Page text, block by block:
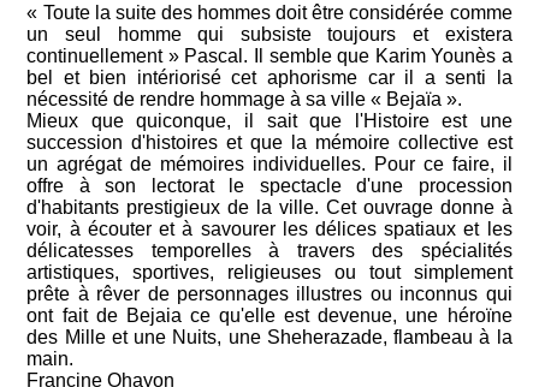
« Toute la suite des hommes doit être considérée comme
un seul homme qui subsiste toujours et existera
continuellement » Pascal. Il semble que Karim Younès a
bel et bien intériorisé cet aphorisme car il a senti la
nécessité de rendre hommage à sa ville « Bejaïa ».
Mieux que quiconque, il sait que l'Histoire est une
succession d'histoires et que la mémoire collective est
un agrégat de mémoires individuelles. Pour ce faire, il
offre à son lectorat le spectacle d'une procession
d'habitants prestigieux de la ville. Cet ouvrage donne à
voir, à écouter et à savourer les délices spatiaux et les
délicatesses temporelles à travers des spécialités
artistiques, sportives, religieuses ou tout simplement
prête à rêver de personnages illustres ou inconnus qui
ont fait de Bejaia ce qu'elle est devenue, une héroïne
des Mille et une Nuits, une Sheherazade, flambeau à la
main.
Francine Ohayon